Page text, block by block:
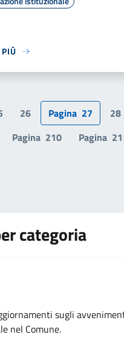
26 Pagina 27
28
Pagina 210 Pagina
categoria
sugli
nel Comune.